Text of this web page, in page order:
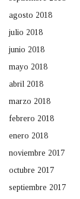
agosto 2018
julio 2018
junio 2018
mayo 2018
abril 2018
marzo 2018
febrero 2018
enero 2018
noviembre 2017
octubre 2017
septiembre 2017